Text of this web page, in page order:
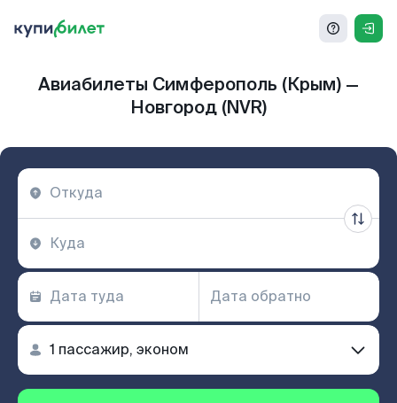
Авиабилеты Симферополь (Крым) —
Новгород (NVR)